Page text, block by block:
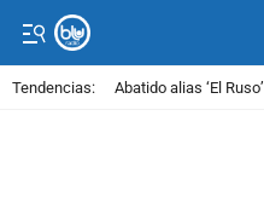
Tendencias: Abatido alias ‘El Ruso’